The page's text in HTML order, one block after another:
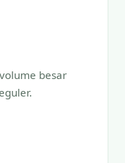
besar